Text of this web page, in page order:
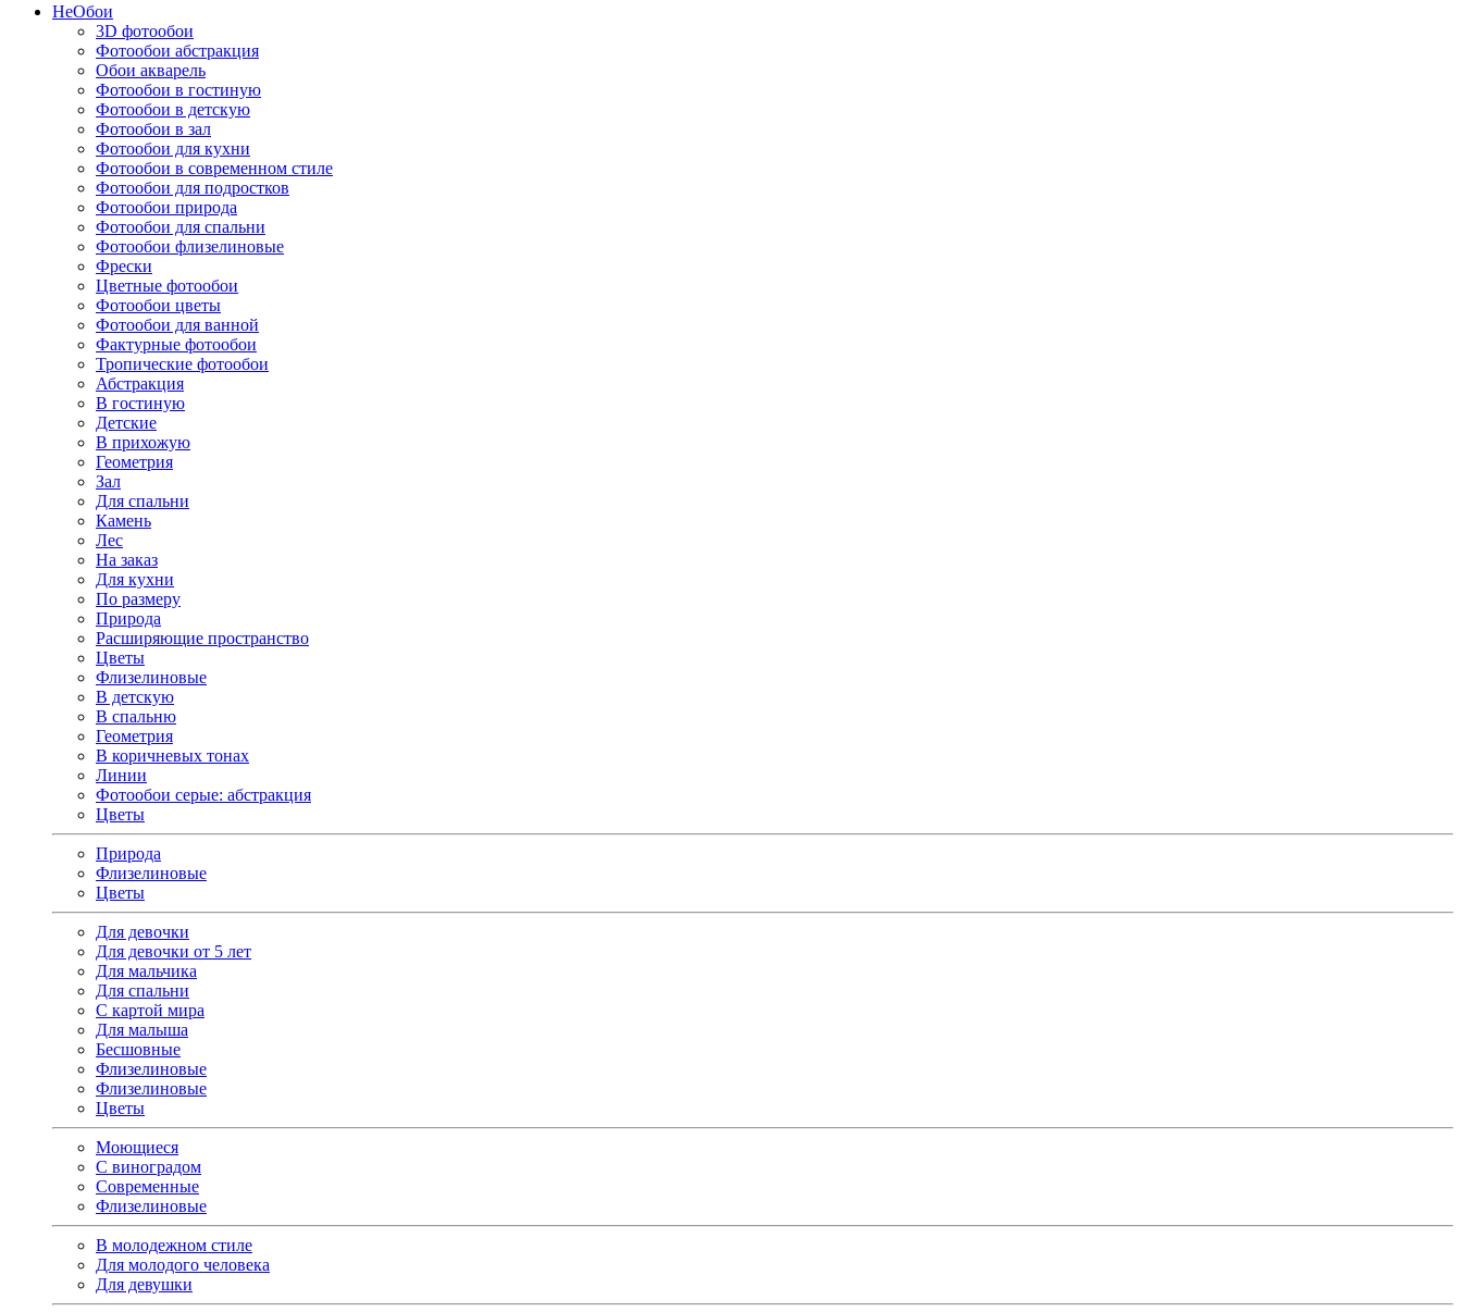
НеОбои
3D фотообои
Фотообои абстракция
Обои акварель
Фотообои в гостиную
Фотообои в детскую
Фотообои в зал
Фотообои для кухни
Фотообои в современном стиле
Фотообои для подростков
Фотообои природа
Фотообои для спальни
Фотообои флизелиновые
Фрески
Цветные фотообои
Фотообои цветы
Фотообои для ванной
Фактурные фотообои
Тропические фотообои
Абстракция
В гостиную
Детские
В прихожую
Геометрия
Зал
Для спальни
Камень
Лес
На заказ
Для кухни
По размеру
Природа
Расширяющие пространство
Цветы
Флизелиновые
В детскую
В спальню
Геометрия
В коричневых тонах
Линии
Фотообои серые: абстракция
Цветы
Природа
Флизелиновые
Цветы
Для девочки
Для девочки от 5 лет
Для мальчика
Для спальни
С картой мира
Для малыша
Бесшовные
Флизелиновые
Флизелиновые
Цветы
Моющиеся
С виноградом
Современные
Флизелиновые
В молодежном стиле
Для молодого человека
Для девушки